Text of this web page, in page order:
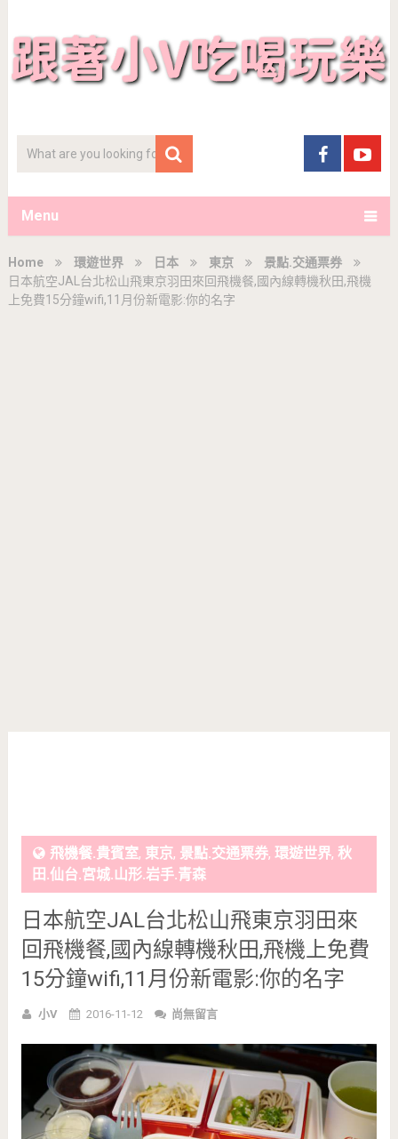
Menu
Home 環遊世界 日本 東京
景點.交通票券
日本航空JAL台北松山飛東京羽田來回飛機餐,國內線轉機秋田,飛機
上免費15分鐘wifi,11月份新電影:你的名字
飛機餐.貴賓室, 東京, 景點.交通票券, 環遊世界, 秋
田.仙台.宮城.山形.岩手.青森
日本航空JAL台北松山飛東京羽田來
回飛機餐,國內線轉機秋田,飛機上免費
15分鐘wifi,11月份新電影:你的名字
小V 2016-11-12 尚無留言